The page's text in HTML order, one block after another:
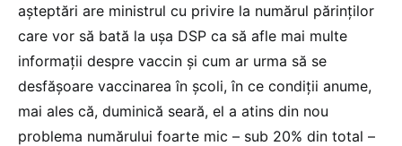
așteptări are ministrul cu privire la numărul părinților
care vor să bată la ușa DSP ca să afle mai multe
informații despre vaccin și cum ar urma să se
desfășoare vaccinarea în școli, în ce condiții anume,
mai ales că, duminică seară, el a atins din nou
problema numărului foarte mic – sub 20% din total –